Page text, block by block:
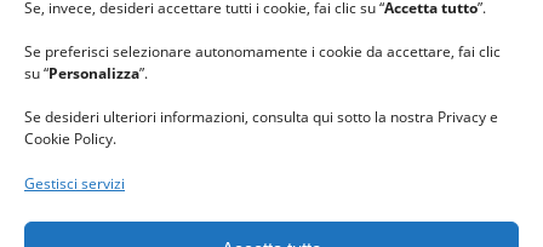
Se, invece, desideri accettare tutti i cookie, fai clic su “Accetta tutto”.
Se preferisci selezionare autonomamente i cookie da accettare, fai clic
su “Personalizza”.
Se desideri ulteriori informazioni, consulta qui sotto la nostra Privacy e
Cookie Policy.
Gestisci servizi